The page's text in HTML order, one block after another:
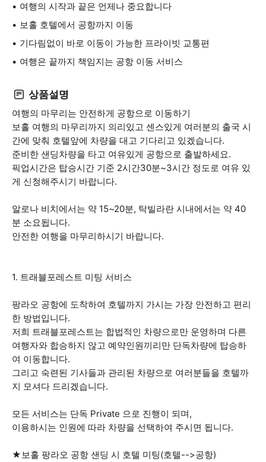
여행의 시작과 끝은 언제나 중요합니다
보홀 호텔에서 공항까지 이동
기다림없이 바로 이동이 가능한 프라이빗 교통편
여행은 끝까지 책임지는 공항 이동 서비스
상품설명
여행의 마무리는 안전하게 공항으로 이동하기
보홀 여행의 마무리까지 의리있고 센스있게 여러분의 출국 시
간에 맞춰 호텔앞에 차량을 대고 기다리고 있겠습니다.
준비한 샌딩차량을 타고 여유있게 공항으로 출발하세요.
픽업시간은 탑승시간 기준 2시간30분~3시간 정도로 여유 있
게 신청해주시기 바랍니다.
알로나 비치에서는 약 15~20분, 탁빌라란 시내에서는 약 40
분 소요됩니다.
안전한 여행을 마무리하시기 바랍니다.
1. 트래블포레스트 미팅 서비스
팡라오 공항에 도착하여 호텔까지 가시는 가장 안전하고 편리
한 방법입니다.
저희 트래블포레스트는 합법적인 차량으로만 운영하며 다른
여행자와 합승하지 않고 예약인원끼리만 단독차량에 탑승하
여 이동합니다.
그리고 숙련된 기사들과 관리된 차량으로 여러분들을 호텔까
지 모셔다 드리겠습니다.
모든 서비스는 단독 Private 으로 진행이 되며,
이용하시는 인원에 따라 차량을 선택하여 주시면 됩니다.
★보홀 팡라오 공항 샌딩 시 호텔 미팅(호텔-->공항)